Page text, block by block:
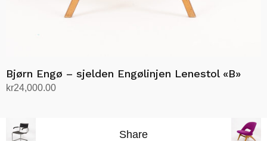
Bjørn Engø – sjelden Engølinjen Lenestol «B»
kr24,000.00
Share